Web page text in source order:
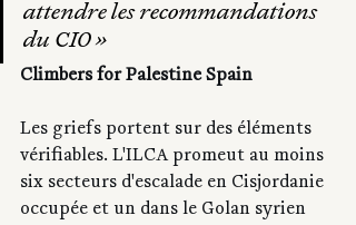
attendre les recommandations
du CIO »
Climbers for Palestine Spain
Les griefs portent sur des éléments
vérifiables. L'ILCA promeut au moins
six secteurs d'escalade en Cisjordanie
occupée et un dans le Golan syrien